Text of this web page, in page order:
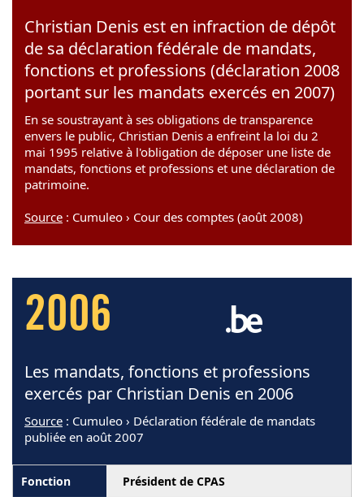
Christian Denis est en infraction de dépôt
de sa déclaration fédérale de mandats,
fonctions et professions (déclaration 2008
portant sur les mandats exercés en 2007)
En se soustrayant à ses obligations de transparence
envers le public, Christian Denis a enfreint la loi du 2
mai 1995 relative à l'obligation de déposer une liste de
mandats, fonctions et professions et une déclaration de
patrimoine.
Source : Cumuleo › Cour des comptes (août 2008)
2006
Les mandats, fonctions et professions
exercés par Christian Denis en 2006
Source : Cumuleo › Déclaration fédérale de mandats
publiée en août 2007
Président de CPAS